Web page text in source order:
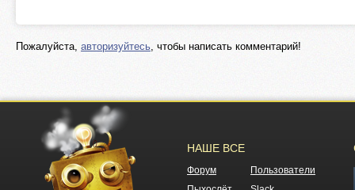
Пожалуйста, авторизуйтесь, чтобы написать комментарий!
НАШЕ ВСЕ
Форум
Пользователи